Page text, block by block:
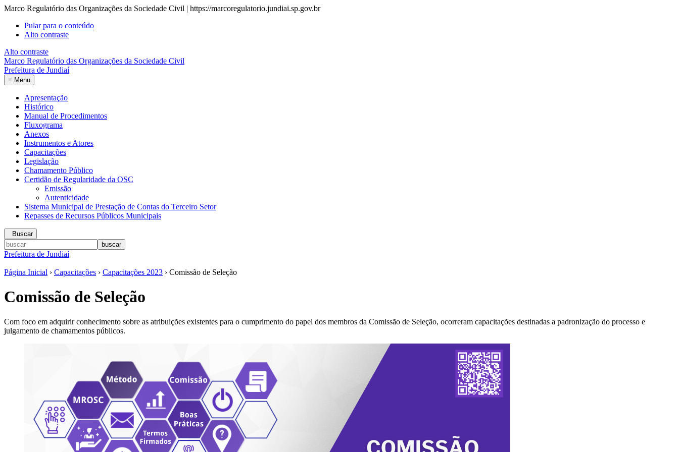
Marco Regulatório das Organizações da Sociedade Civil | https://marcoregulatorio.jundiai.sp.gov.br
Pular para o conteúdo
Alto contraste
Alto contraste
Marco Regulatório das Organizações da Sociedade Civil
Prefeitura de Jundiaí
≡ Menu
Apresentação
Histórico
Manual de Procedimentos
Fluxograma
Anexos
Instrumentos e Atores
Capacitações
Legislação
Chamamento Público
Certidão de Regularidade da OSC
Emissão
Autenticidade
Sistema Municipal de Prestação de Contas do Terceiro Setor
Repasses de Recursos Públicos Municipais
Buscar
Prefeitura de Jundiaí
Página Inicial › Capacitações › Capacitações 2023 › Comissão de Seleção
Comissão de Seleção
Com foco em adquirir conhecimento sobre as atribuições existentes para o cumprimento do papel dos membros da Comissão de Seleção, ocorreram capacitações destinadas a padronização do processo e
julgamento de chamamentos públicos.